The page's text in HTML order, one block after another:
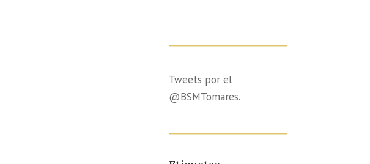
Tweets por el
@BSMTomares.